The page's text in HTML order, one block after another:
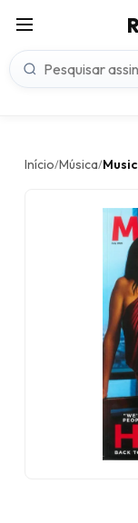
Início/Música/